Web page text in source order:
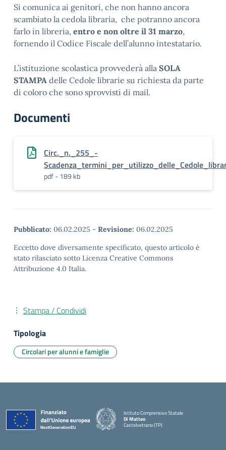
Si comunica ai genitori, che non hanno ancora
scambiato la cedola libraria, che potranno ancora
farlo in libreria, entro e non oltre il 31 marzo,
fornendo il Codice Fiscale dell’alunno intestatario.
L’istituzione scolastica provvederà alla SOLA
STAMPA delle Cedole librarie su richiesta da parte
di coloro che sono sprovvisti di mail.
Documenti
Circ._n._255_-
pdf - 189 kb
Pubblicato: 06.02.2025 - Revisione: 06.02.2025
Eccetto dove diversamente specificato, questo articolo è
stato rilasciato sotto Licenza Creative Commons
Attribuzione 4.0 Italia.
Stampa / Condividi
Tipologia
Circolari per alunni e famiglie
Istituto Comprensivo Statale
Di Matteo
Castelvetrano (TP)